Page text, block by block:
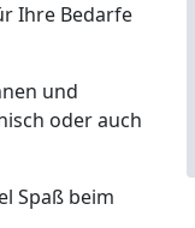
Ihre Bedarfe
und
oder auch
Spaß beim